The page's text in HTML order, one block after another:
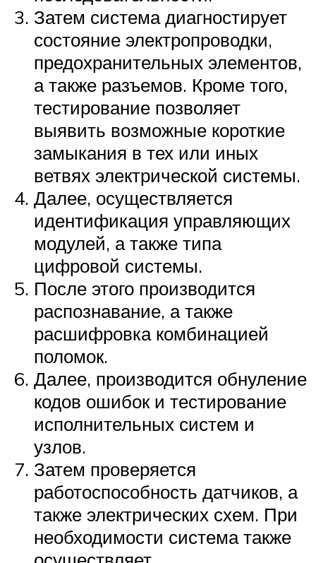
Затем система диагностирует
состояние электропроводки,
предохранительных элементов,
а также разъемов. Кроме того,
тестирование позволяет
выявить возможные короткие
замыкания в тех или иных
ветвях электрической системы.
Далее, осуществляется
идентификация управляющих
модулей, а также типа
цифровой системы.
После этого производится
распознавание, а также
расшифровка комбинацией
поломок.
Далее, производится обнуление
кодов ошибок и тестирование
исполнительных систем и
узлов.
Затем проверяется
работоспособность датчиков, а
также электрических схем. При
необходимости система также